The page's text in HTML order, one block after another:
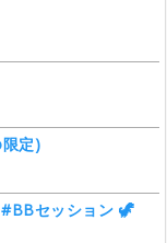
定)
セッション 🦖